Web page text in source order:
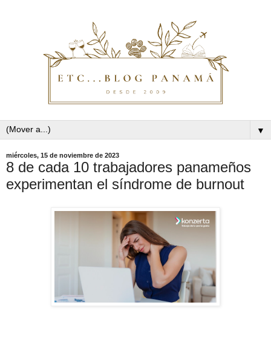
▼
miércoles, 15 de noviembre de 2023
8 de cada 10 trabajadores panameños
experimentan el síndrome de burnout